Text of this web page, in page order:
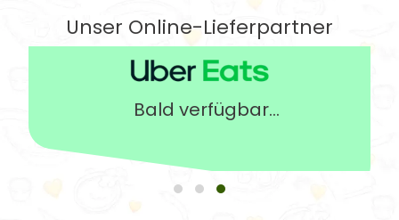
Unser Online-Lieferpartner
Bald verfügbar...